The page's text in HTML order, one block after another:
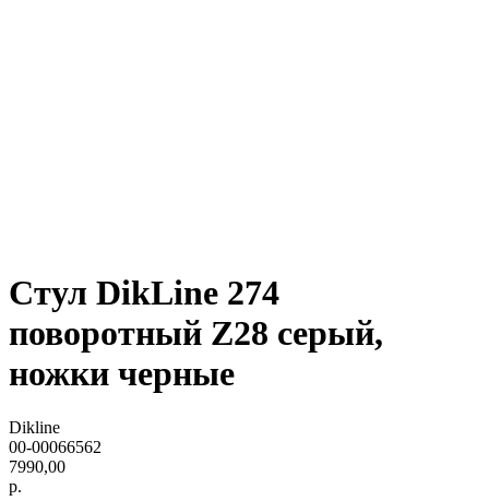
Стул DikLine 274
поворотный Z28 серый,
ножки черные
Dikline
00-00066562
7990,00
р.